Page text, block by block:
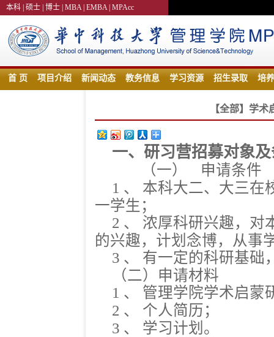
本科 硕士 博士 MBA| EMBA| MPAcc
首 页 项目介绍 新闻动态 教务信息 学习资源 招生录取 培
【全部】学
一、研习营招募对象
（一）
申请条件
1 、
本科大二、大三在
一学生；
2 、
浓厚科研兴趣，对
的兴趣，计划念博，从事
3 、
有一定的科研基础
（二）申请材料
1 、
管理学院学术启蒙
2 、
个人简历；
3 、
学习计划。